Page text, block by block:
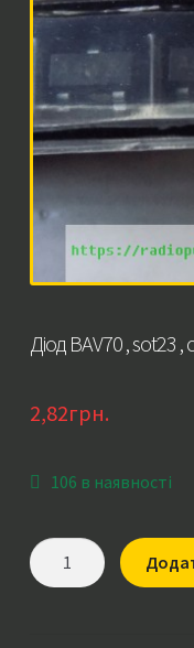
Діод BAV70 , sot23 ,
2,82грн.
106 в наявності
Діод
BAV70